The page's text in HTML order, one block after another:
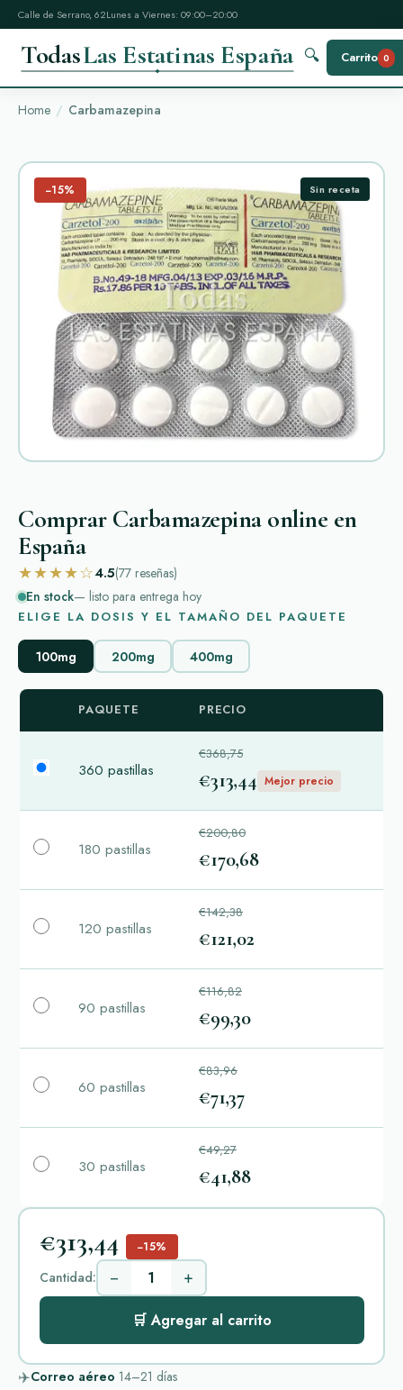
Calle de Serrano, 62Lunes a Viernes: 09:00–20:00
TodasLas Estatinas España 🔍 Carrito 0
Home Carbamazepina
−15% Sin receta
Comprar Carbamazepina online en
España
★★★★☆4.5(77 reseñas)
En stock— listo para entrega hoy
ELIGE LA DOSIS Y EL TAMAÑO DEL PAQUETE
100mg 200mg 400mg
PAQUETE PRECIO
360 pastillas
€368,75
€313,44 Mejor precio
180 pastillas
€200,80
€170,68
120 pastillas
€142,38
€121,02
90 pastillas
€116,82
€99,30
60 pastillas
€83,96
€71,37
30 pastillas
€49,27
€41,88
€313,44 −15%
Cantidad: − +
🛒 Agregar al carrito
✈️Correo aéreo 14–21 días